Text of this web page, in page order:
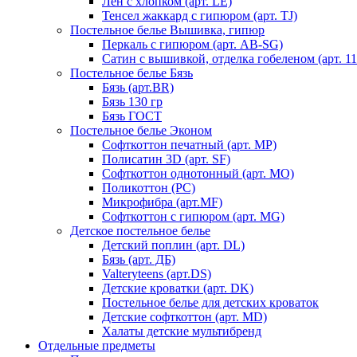
Тенсел жаккард с гипюром (арт. TJ)
Постельное белье Вышивка, гипюр
Перкаль с гипюром (арт. AB-SG)
Сатин с вышивкой, отделка гобеленом (арт.
Постельное белье Бязь
Бязь (арт.BR)
Бязь 130 гр
Бязь ГОСТ
Постельное белье Эконом
Софткоттон печатный (арт. MР)
Полисатин 3D (арт. SF)
Софткоттон однотонный (арт. MO)
Поликоттон (PC)
Микрофибра (арт.MF)
Софткоттон с гипюром (арт. MG)
Детское постельное белье
Детский поплин (арт. DL)
Бязь (арт. ДБ)
Valteryteens (арт.DS)
Детские кроватки (арт. DK)
Постельное белье для детских кроваток
Детские софткоттон (арт. MD)
Халаты детские мультибренд
Отдельные предметы